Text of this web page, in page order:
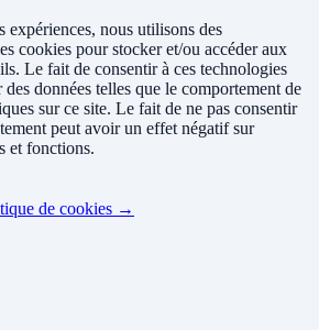
nous utilisons des
cookies pour stocker et/ou accéder aux
Le fait de consentir à ces technologies
données telles que le comportement de
sur ce site. Le fait de ne pas consentir
peut avoir un effet négatif sur
et fonctions.
de cookies →